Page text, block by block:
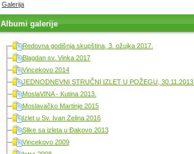
Galerija
Albumi galerije
Redovna godišnja skupština, 3. ožujka 2017.
Blagdan sv. Vinka 2017
Vincekovo 2014
JEDNODNEVNI STRUČNI IZLET U POŽEGU, 30.11.2013.
MoslaVINA - Kutina 2013.
Moslavačko Martinje 2015
Izlet u Sv. Ivan Zelina 2016
Slike sa izleta u Đakovo 2013
Vincekovo 2009